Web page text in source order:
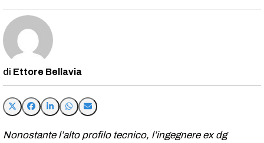
Ettore Bellavia
Nonostante l’alto profilo tecnico, l’ingegnere ex dg